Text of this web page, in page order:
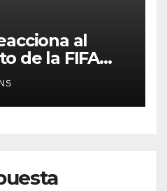
al
de la FIFA
para acoger
2030:
en España»